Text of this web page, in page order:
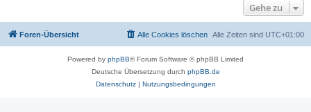
Gehe zu
Foren-Übersicht Alle Zeiten sind UTC+01:00
Alle Cookies löschen
Powered by phpBB® Forum Software © phpBB Limited
Deutsche Übersetzung durch phpBB.de
Datenschutz| Nutzungsbedingungen